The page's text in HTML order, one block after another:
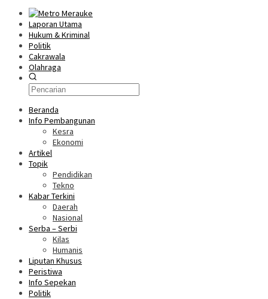
Laporan Utama
Hukum & Kriminal
Politik
Cakrawala
Olahraga
Beranda
Info Pembangunan
Kesra
Ekonomi
Artikel
Topik
Pendidikan
Tekno
Kabar Terkini
Daerah
Nasional
Serba – Serbi
Kilas
Humanis
Liputan Khusus
Peristiwa
Info Sepekan
Politik